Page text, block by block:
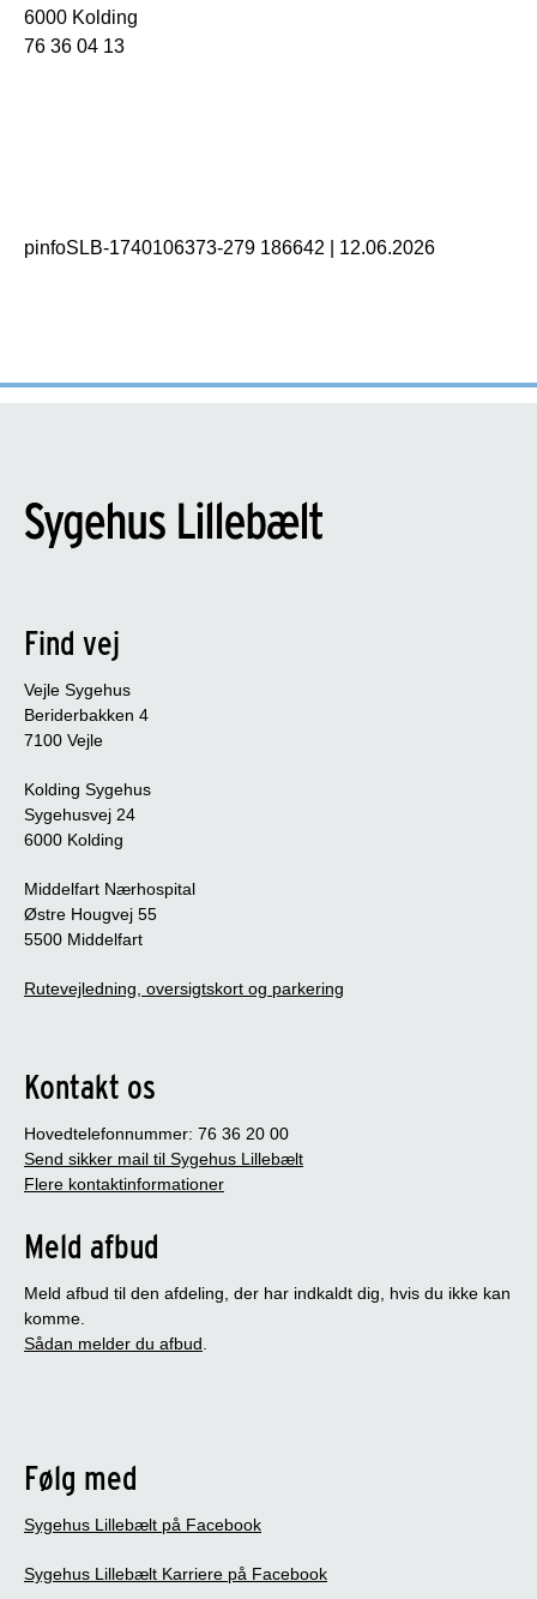
6000 Kolding
76 36 04 13
pinfoSLB-1740106373-279 186642 12.06.2026
Find vej
Vejle Sygehus
Beriderbakken 4
7100 Vejle
Kolding Sygehus
Sygehusvej 24
6000 Kolding
Middelfart Nærhospital
Østre Hougvej 55
5500 Middelfart
Rutevejledning, oversigtskort og parkering
Kontakt os
Hovedtelefonnummer: 76 36 20 00
Send sikker mail til Sygehus Lillebælt
Flere kontaktinformationer
Meld afbud
Meld afbud til den afdeling, der har indkaldt dig, hvis du ikke kan
komme.
Sådan melder du afbud.
Følg med
Sygehus Lillebælt på Facebook
Sygehus Lillebælt Karriere på Facebook